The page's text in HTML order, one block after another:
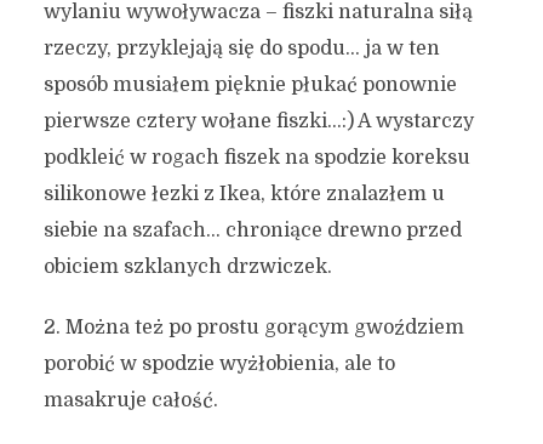
wylaniu wywoływacza – fiszki naturalna siłą
rzeczy, przyklejają się do spodu… ja w ten
sposób musiałem pięknie płukać ponownie
pierwsze cztery wołane fiszki…:) A wystarczy
podkleić w rogach fiszek na spodzie koreksu
silikonowe łezki z Ikea, które znalazłem u
siebie na szafach… chroniące drewno przed
obiciem szklanych drzwiczek.
2. Można też po prostu gorącym gwoździem
porobić w spodzie wyżłobienia, ale to
masakruje całość.